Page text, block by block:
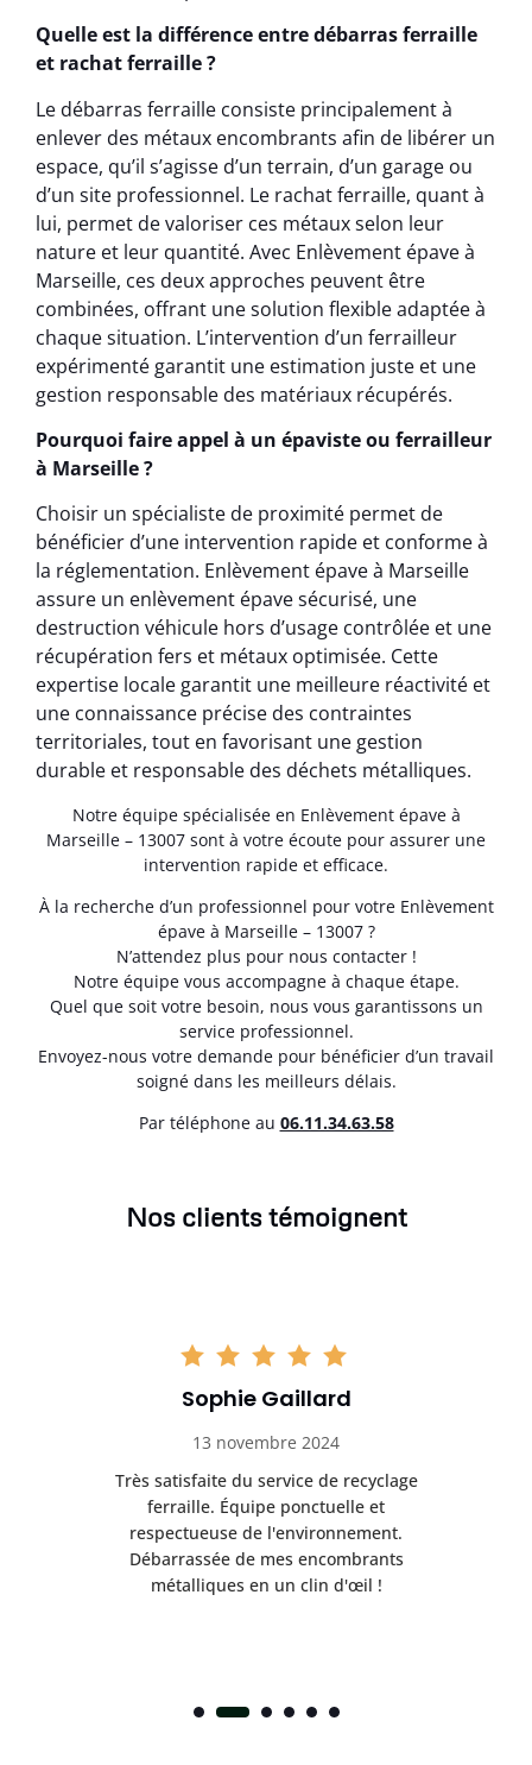
Quelle est la différence entre débarras ferraille
et rachat ferraille ?
Le débarras ferraille consiste principalement à
enlever des métaux encombrants afin de libérer un
espace, qu’il s’agisse d’un terrain, d’un garage ou
d’un site professionnel. Le rachat ferraille, quant à
lui, permet de valoriser ces métaux selon leur
nature et leur quantité. Avec Enlèvement épave à
Marseille, ces deux approches peuvent être
combinées, offrant une solution flexible adaptée à
chaque situation. L’intervention d’un ferrailleur
expérimenté garantit une estimation juste et une
gestion responsable des matériaux récupérés.
Pourquoi faire appel à un épaviste ou ferrailleur
à Marseille ?
Choisir un spécialiste de proximité permet de
bénéficier d’une intervention rapide et conforme à
la réglementation. Enlèvement épave à Marseille
assure un enlèvement épave sécurisé, une
destruction véhicule hors d’usage contrôlée et une
récupération fers et métaux optimisée. Cette
expertise locale garantit une meilleure réactivité et
une connaissance précise des contraintes
territoriales, tout en favorisant une gestion
durable et responsable des déchets métalliques.
Notre équipe spécialisée en Enlèvement épave à
Marseille – 13007 sont à votre écoute pour assurer une
intervention rapide et efficace.
À la recherche d’un professionnel pour votre Enlèvement
épave à Marseille – 13007 ?
N’attendez plus pour nous contacter !
Notre équipe vous accompagne à chaque étape.
Quel que soit votre besoin, nous vous garantissons un
service professionnel.
Envoyez-nous votre demande pour bénéficier d’un travail
soigné dans les meilleurs délais.
Par téléphone au 06.11.34.63.58
Nos clients témoignent
Sophie Gaillard
13 novembre 2024
Très satisfaite du service de recyclage
ferraille. Équipe ponctuelle et
respectueuse de l'environnement.
Débarrassée de mes encombrants
métalliques en un clin d'œil !